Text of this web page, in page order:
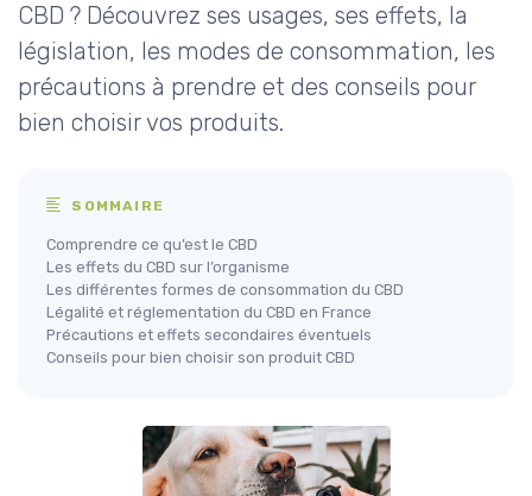
CBD ? Découvrez ses usages, ses effets, la
législation, les modes de consommation, les
précautions à prendre et des conseils pour
bien choisir vos produits.
SOMMAIRE
Comprendre ce qu’est le CBD
Les effets du CBD sur l’organisme
Les différentes formes de consommation du CBD
Légalité et réglementation du CBD en France
Précautions et effets secondaires éventuels
Conseils pour bien choisir son produit CBD